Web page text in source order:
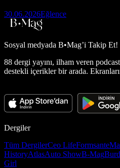
30.06.2026Eğlence
Sosyal medyada B•Mag’i Takip Et!
88 dergi yayını, ilham veren
destekli içerikler bir arada.
Dergiler
Tüm DergilerCeo LifeFormsante
HistoryAtlasAuto ShowB-Mag
Girl